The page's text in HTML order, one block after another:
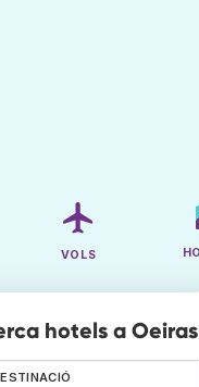
VOLS
hotels a Oeiras